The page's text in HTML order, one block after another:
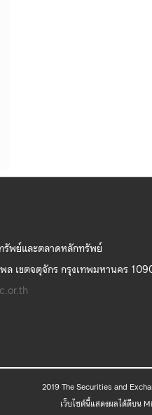
รัพย์และตลาดหลักทรัพย์
ล เขตจตุจักร กรุงเทพมหานคร
2019
เว็บไซต์นี้แสดงผลได้ดีบน